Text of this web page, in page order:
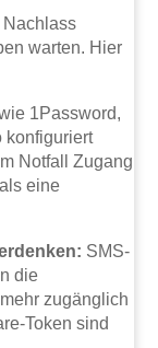
warten. Hier
1Password,
konfiguriert
Notfall Zugang
eine
SMS-
die
zugänglich
Token sind